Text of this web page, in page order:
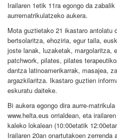
Irailaren 1etik 11ra egongo da
aurrematrikulatzeko aukera.
Mota guztietako 21 ikastaro antolatu
bertsolaritza, ehoziria, egur taila,
joste lanak, luzaketak, margolaritza,
patchwork, pilates, pilates
dantza latinoamerikarrak, masajea,
argazkilaritza. Ikastaro guztien
eskuratu daiteke.
Bi aukera egongo dira aurre-
www.helta.eus orrialdean, eta
kaleko lokalean (10:00etatik
Irailaren 20an onartutakoen